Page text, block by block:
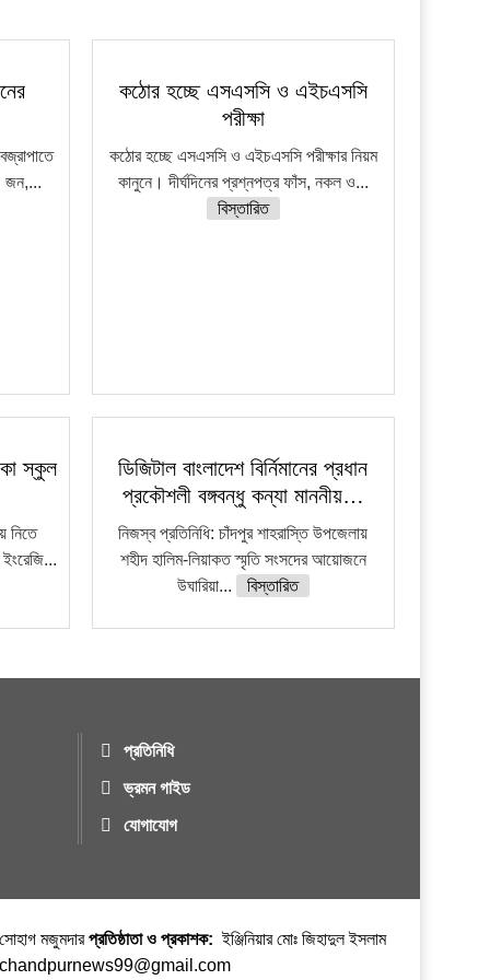
জন,...
কঠোর হচ্ছে এসএসসি ও এইচএসসি
পরীক্ষা
কঠোর হচ্ছে এসএসসি ও এইচএসসি পরীক্ষার নিয়ম
কানুনে। দীর্ঘদিনের প্রশ্নপত্র ফাঁস, নকল ও...
বিস্তারিত
স্কুল
নিতে
ডিজিটাল বাংলাদেশ বির্নিমানের প্রধান
প্রকৌশলী বঙ্গবন্ধু কন্যা মাননীয়…
নিজস্ব প্রতিনিধি: চাঁদপুর শাহরাস্তি উপজেলায়
শহীদ হালিম-লিয়াকত স্মৃতি সংসদের আয়োজনে
উঘারিয়া...
বিস্তারিত
প্রতিনিধি
ভ্রমন গাইড
যোগাযোগ
সোহাগ মজুমদারপ্রতিষ্ঠাতা ও প্রকাশক: ইঞ্জিনিয়ার মোঃ জিহাদুল ইসলাম
chandpurnews99@gmail.com